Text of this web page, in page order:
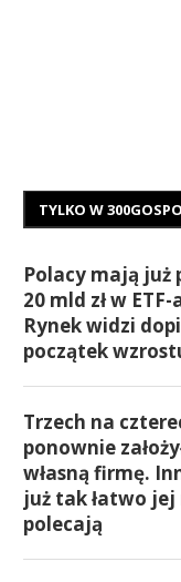
TYLKO W
Polacy mają już
20 mld zł w ETF-
Rynek widzi
początek
Trzech na
ponownie
własną firmę.
już tak łatwo jej
polecają